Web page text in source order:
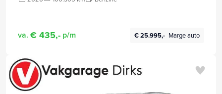
va. € 435,- p/m € 25.995,- Marge auto